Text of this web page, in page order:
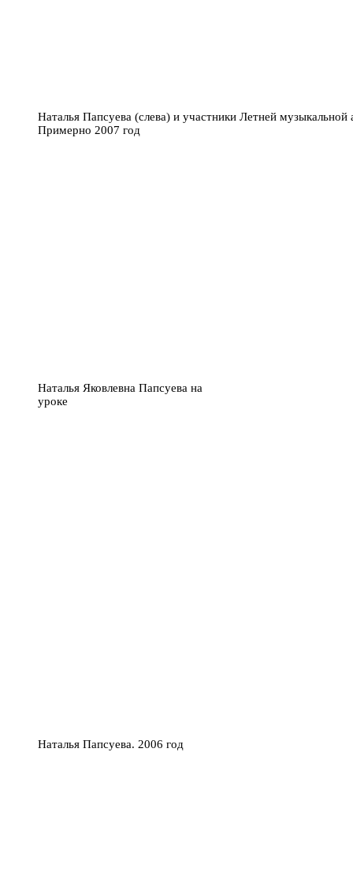
Наталья Папсуева (слева) и участники Летней
Примерно 2007 год
Наталья Яковлевна Папсуева на
уроке
Наталья Папсуева. 2006 год